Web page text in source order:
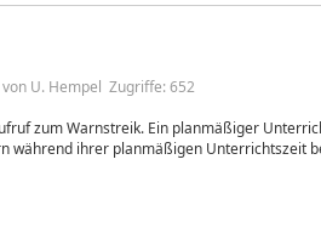
U. Hempel Zugriffe: 652
zum Warnstreik. Ein planmäßiger
während ihrer planmäßigen Unterrichtszeit